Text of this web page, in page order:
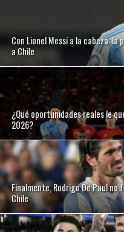
Con Lionel Messi a la cabeza:
a Chile
¿Qué oportunidades reales le
2026?
Finalmente, Rodrigo De Paul
Chile